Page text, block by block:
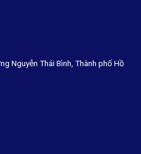
Nguyễn Thái Bình, Thành phố Hồ